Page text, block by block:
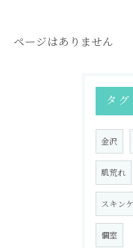
ページはありません
タグ
金沢
肌荒れ
スキン
個室